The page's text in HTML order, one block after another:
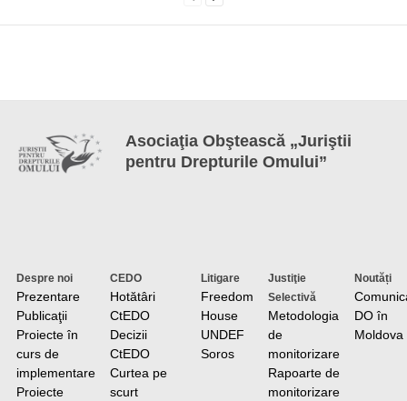
Asociaţia Obştească „Juriştii
pentru Drepturile Omului”
Despre noi
Prezentare
Publicaţii
Proiecte în
curs de
implementare
Proiecte
CEDO
Hotătâri
CtEDO
Decizii
CtEDO
Curtea pe
scurt
Litigare
Freedom
House
UNDEF
Soros
Justiţie
Selectivă
Metodologia
de
monitorizare
Rapoarte de
monitorizare
Noutăți
DO în
Moldova